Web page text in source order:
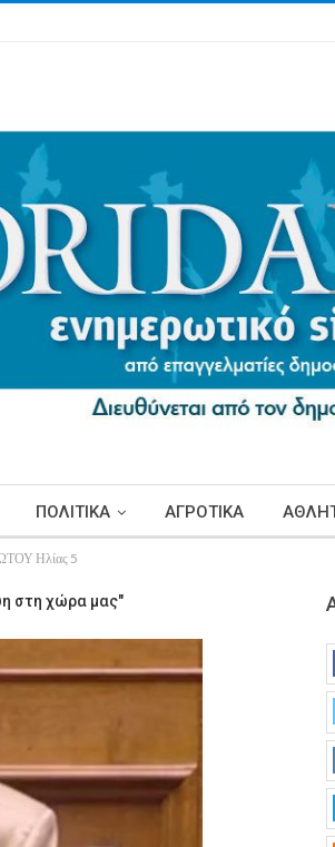
ΠΟΛΙΤΙΚΑ ΑΓΡΟΤΙΚΑ
Ηλίας 5
στη χώρα μας"